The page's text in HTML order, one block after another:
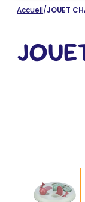
Accueil/JOUET